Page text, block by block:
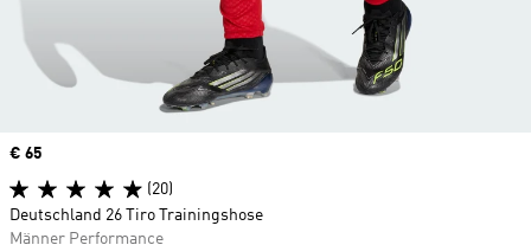
Price
€ 65
(20)
Deutschland 26 Tiro Trainingshose
Männer Performance